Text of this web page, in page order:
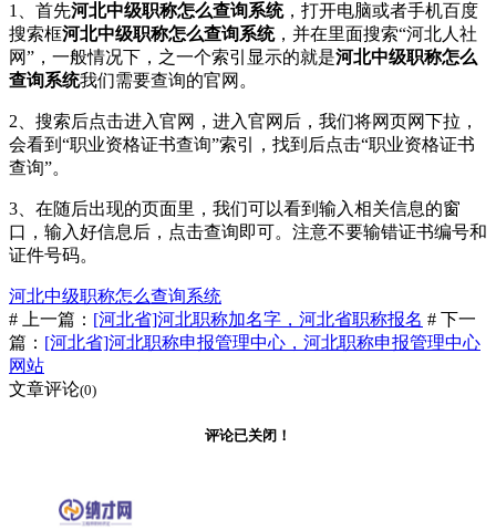
1、首先河北中级职称怎么查询系统，打开电脑或者手机百度
搜索框河北中级职称怎么查询系统，并在里面搜索“河北人社
网”，一般情况下，之一个索引显示的就是河北中级职称怎么
查询系统我们需要查询的官网。
2、搜索后点击进入官网，进入官网后，我们将网页网下拉，
会看到“职业资格证书查询”索引，找到后点击“职业资格证书
查询”。
3、在随后出现的页面里，我们可以看到输入相关信息的窗
口，输入好信息后，点击查询即可。注意不要输错证书编号和
证件号码。
河北中级职称怎么查询系统
# 上一篇： [河北省]河北职称加名字，河北省职称报名 # 下一
篇： [河北省]河北职称申报管理中心，河北职称申报管理中心
网站
文章评论(0)
评论已关闭！